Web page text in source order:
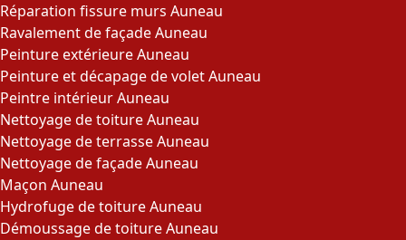
Réparation fissure murs Auneau
Ravalement de façade Auneau
Peinture extérieure Auneau
Peinture et décapage de volet Auneau
Peintre intérieur Auneau
Nettoyage de toiture Auneau
Nettoyage de terrasse Auneau
Nettoyage de façade Auneau
Maçon Auneau
Hydrofuge de toiture Auneau
Démoussage de toiture Auneau